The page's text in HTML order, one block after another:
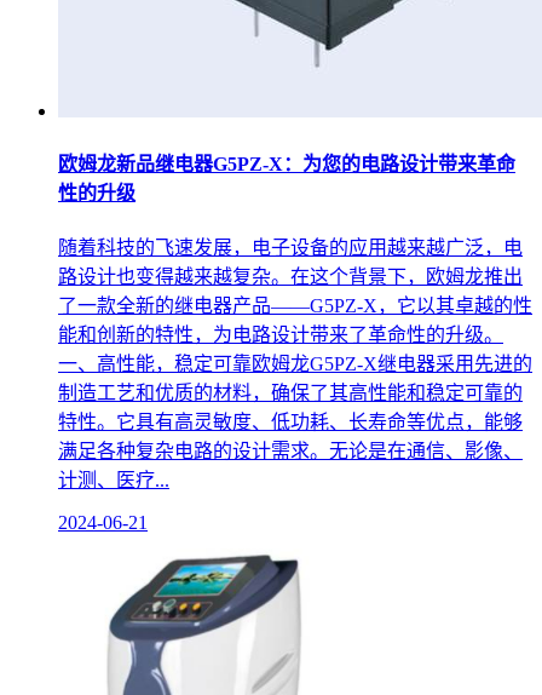
欧姆龙新品继电器G5PZ-X：为您的电路设计带来革命
性的升级
随着科技的飞速发展，电子设备的应用越来越广泛，电
路设计也变得越来越复杂。在这个背景下，欧姆龙推出
了一款全新的继电器产品——G5PZ-X，它以其卓越的性
能和创新的特性，为电路设计带来了革命性的升级。
一、高性能，稳定可靠欧姆龙G5PZ-X继电器采用先进的
制造工艺和优质的材料，确保了其高性能和稳定可靠的
特性。它具有高灵敏度、低功耗、长寿命等优点，能够
满足各种复杂电路的设计需求。无论是在通信、影像、
计测、医疗...
2024-06-21